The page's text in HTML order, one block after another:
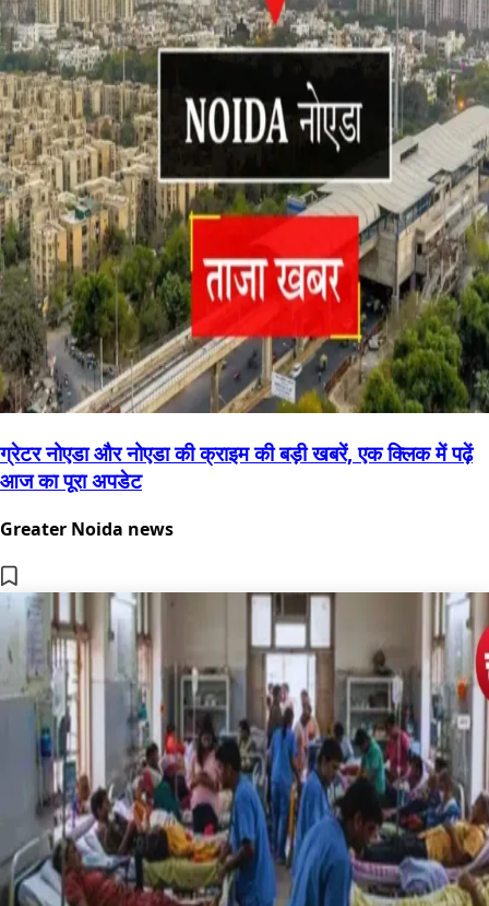
ग्रेटर नोएडा और नोएडा की क्राइम की बड़ी खबरें, एक क्लिक में पढ़ें
आज का पूरा अपडेट
Greater Noida news